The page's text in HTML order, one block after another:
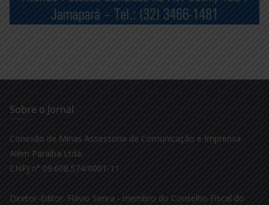
Sobre o Jornal
Conexão de Minas Assessoria de Comunicação e Imprensa
Além Paraíba Ltda.
CNPJ n° 09.608.574/0001-11
Diretor-Editor: Flávio Senra - membro do Conselho Fiscal do